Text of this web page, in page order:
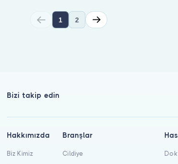
1 2
Bizi takip edin
Hakkımızda
Biz Kimiz
Branşlar
Cildiye